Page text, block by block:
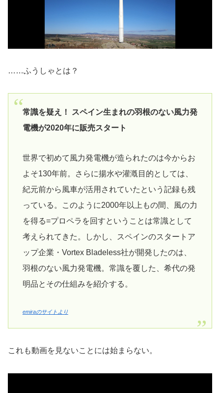
……ふうしゃとは？
常識を疑え！ スペイン生まれの羽根のない風力発
電機が2020年に販売スタート
世界で初めて風力発電機が造られたのは今からお
よそ130年前。さらに揚水や灌漑目的としては、
紀元前から風車が活用されていたという記録も残
っている。このように2000年以上もの間、風の力
を得る=プロペラを回すということは常識として
考えられてきた。しかし、スペインのスタートア
ップ企業・Vortex Bladeless社が開発したのは、
羽根のない風力発電機。常識を覆した、希代の発
明品とその仕組みを紹介する。
emiraのサイトより
これも動画を見ないことには始まらない。